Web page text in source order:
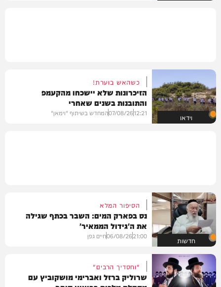
וידאו
כשהאש בוערת!
הזיכרונות שלא יישכחו מהקעמפ
והתובנות בשנים שאחרי
12:21
07/08/26המחדש בשיתוף "וימאן"
חדשות
הסיפור המלא
נס בפארק המים: השבר בכתף שגילה
את ה'גידול הממאיר'
21:00
06/08/26חיים גפן
"וחסדיך הרבים"
שרוליק ברזל ואברימי מושקוביץ עם